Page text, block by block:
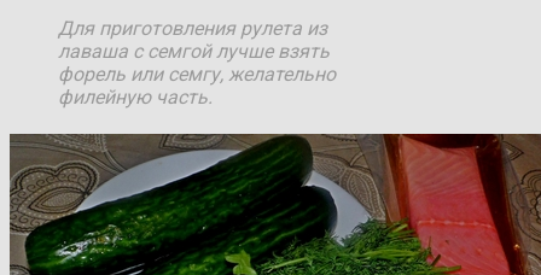
Для приготовления рулета из
лаваша с семгой лучше взять
форель или семгу, желательно
филейную часть.